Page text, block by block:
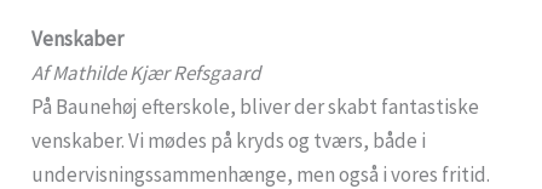
Venskaber
Af Mathilde Kjær Refsgaard
På Baunehøj efterskole, bliver der skabt fantastiske
venskaber. Vi mødes på kryds og tværs, både i
undervisningssammenhænge, men også i vores fritid.